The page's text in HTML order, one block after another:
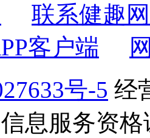
联系健趣网
客户端
号-5 经
息服务资